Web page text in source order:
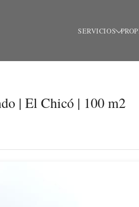
SERVICIOS
| El Chicó | 100 m2